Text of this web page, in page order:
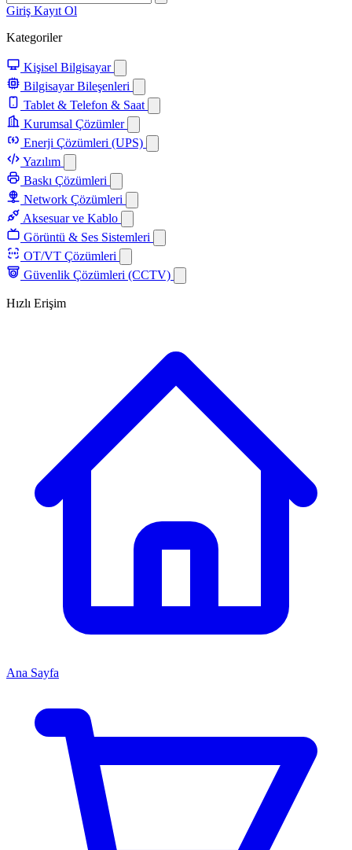
Giriş Kayıt Ol
Kategoriler
Kişisel Bilgisayar
Bilgisayar Bileşenleri
Tablet & Telefon & Saat
Kurumsal Çözümler
Enerji Çözümleri (UPS)
Yazılım
Baskı Çözümleri
Network Çözümleri
Aksesuar ve Kablo
Görüntü & Ses Sistemleri
OT/VT Çözümleri
Güvenlik Çözümleri (CCTV)
Hızlı Erişim
Ana Sayfa